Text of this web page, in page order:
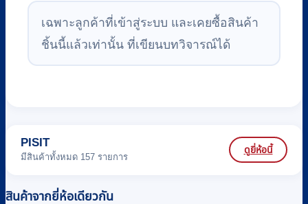
เฉพาะลูกค้าที่เข้าสู่ระบบ และเคยซื้อสินค้า
ชิ้นนี้แล้วเท่านั้น ที่เขียนบทวิจารณ์ได้
PISIT
มีสินค้าทั้งหมด 157 รายการ
ดูยี่ห้อนี้
สินค้าจากยี่ห้อเดียวกัน